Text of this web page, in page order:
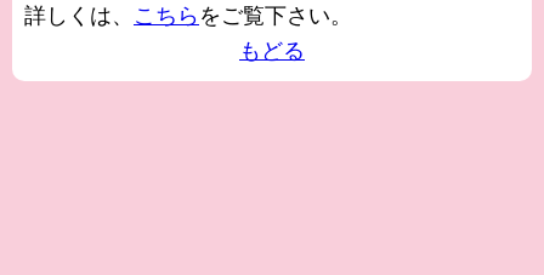
詳しくは、 こちら をご覧下さい。
もどる